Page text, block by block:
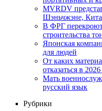
MVRDV
Шэньчжэне,
В ФРГ
строительства
Японская
для людей
От каких
отказаться в
Мать
русский язык
Рубрики